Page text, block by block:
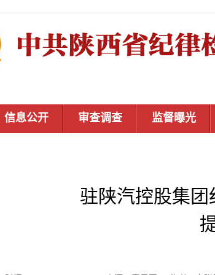
信息公开 审查调查 监督曝光
驻陕汽控股集